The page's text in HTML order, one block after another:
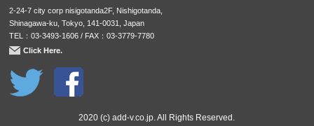
ビ
ゲ
ー
シ
ョ
:
2-24-7 city corp nisigotanda2F, Nishigotanda,
Shinagawa-ku, Tokyo, 141-0031, Japan
TEL：03-3493-1606 / FAX：03-3779-7780
Click Here.
2020 (c) add-v.co.jp. All Rights Reserved.